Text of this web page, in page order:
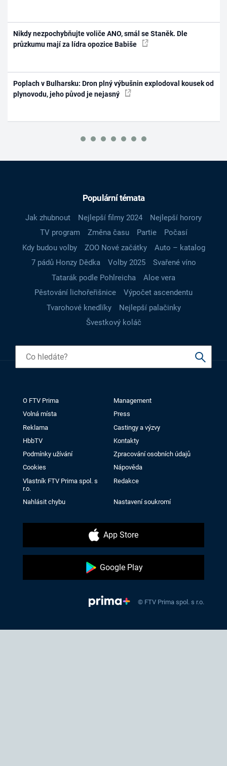
Nikdy nezpochybňujte voliče ANO, smál se Staněk. Dle
průzkumu mají za lídra opozice Babiše
Poplach v Bulharsku: Dron plný výbušnin explodoval kousek od
plynovodu, jeho původ je nejasný
Populární témata
Jak zhubnout Nejlepší filmy 2024
Nejlepší horory
TV program
Změna času Partie
Počasí
Kdy budou volby
ZOO Nové začátky
Auto – katalog
7 pádů Honzy Dědka
Volby 2025
Svařené víno
Tatarák podle Pohlreicha
Aloe vera
Pěstování lichořeřišnice
Výpočet ascendentu
Tvarohové knedlíky
Nejlepší palačinky
Švestkový koláč
O FTV Prima
Management
Volná místa
Press
Reklama
Castingy a výzvy
HbbTV
Kontakty
Podmínky užívání
Zpracování osobních údajů
Cookies
Nápověda
Vlastník FTV Prima spol. s
r.o.
Redakce
Nahlásit chybu Nastavení soukromí
App Store
Google Play
© FTV Prima spol. s r.o.